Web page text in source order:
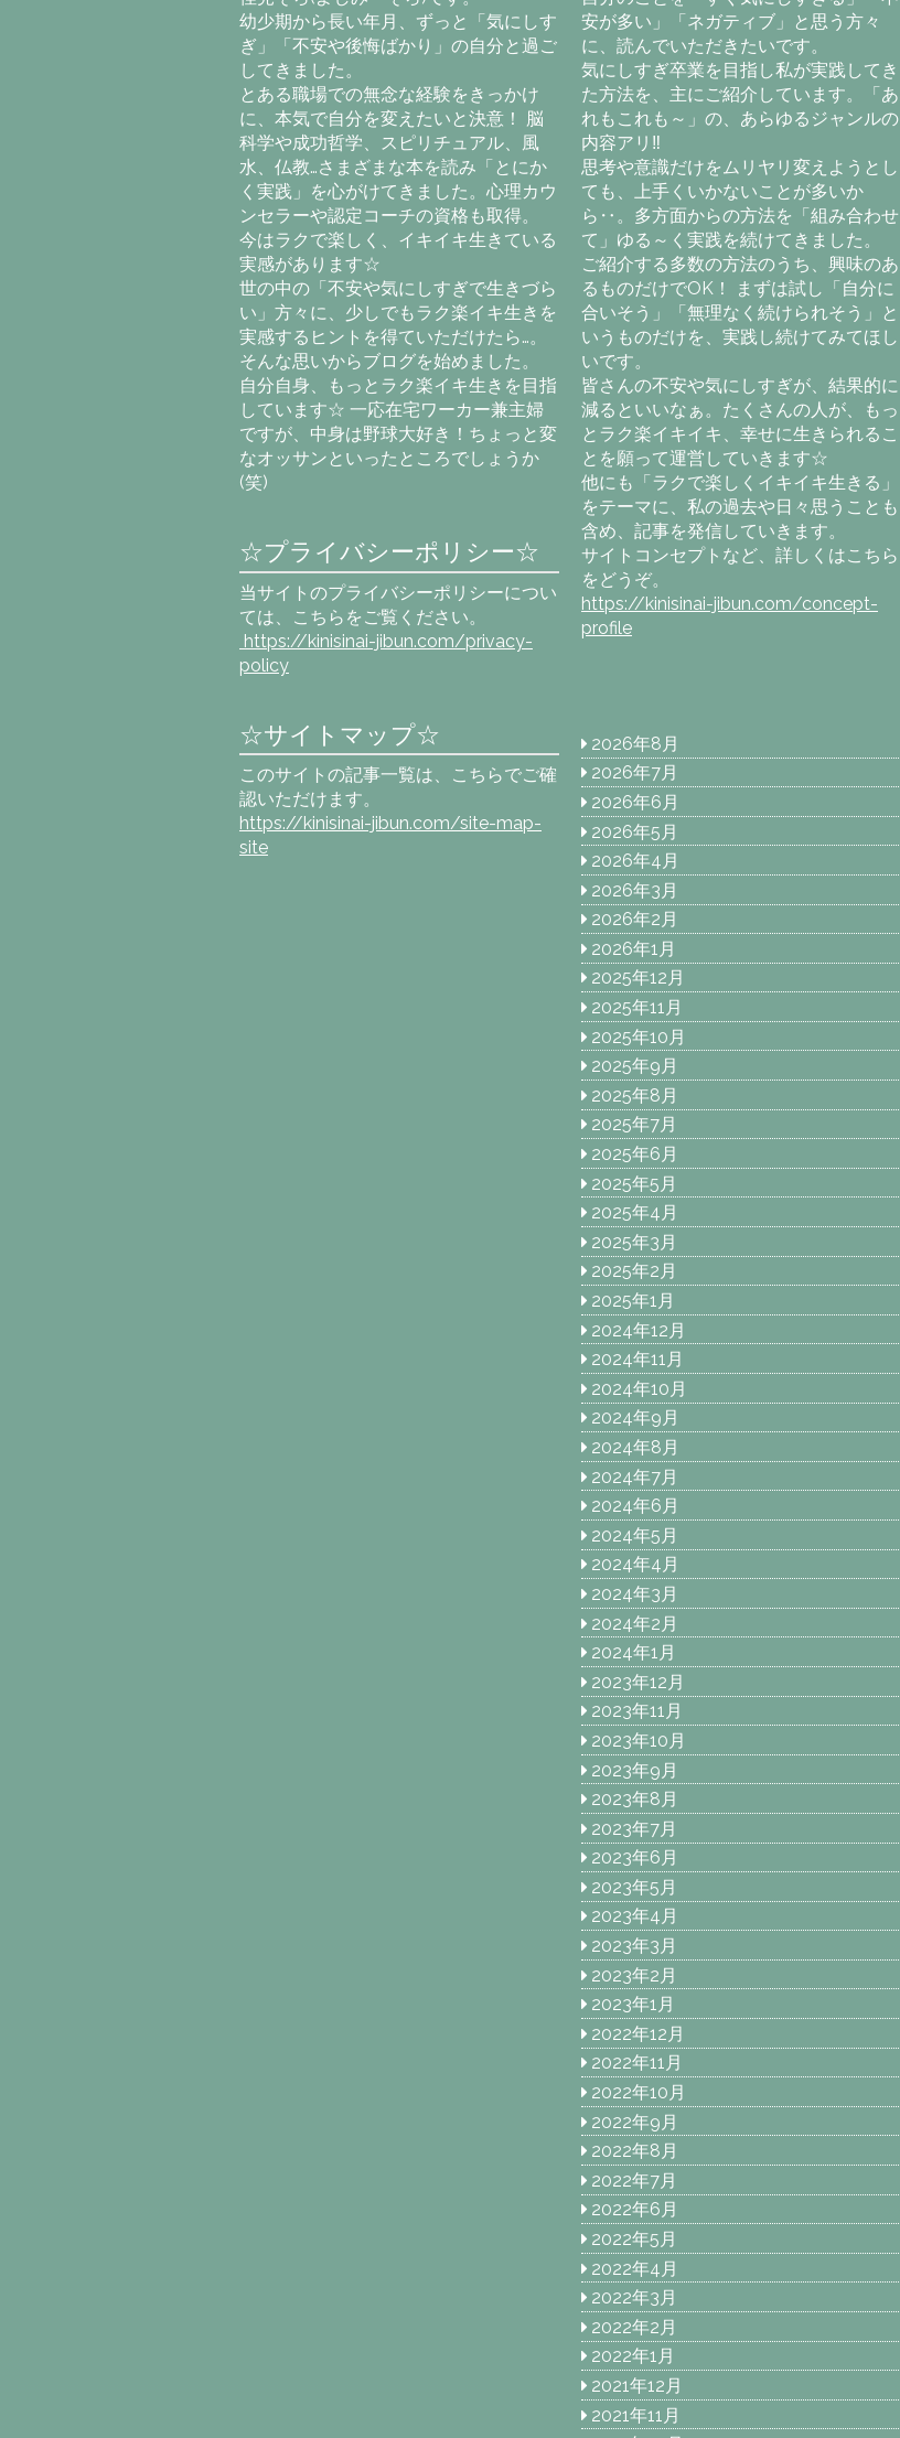
幼少期から長い年月、ずっと「気にしす
ぎ」「不安や後悔ばかり」の自分と過ご
してきました。
とある職場での無念な経験をきっかけ
に、本気で自分を変えたいと決意！ 脳
科学や成功哲学、スピリチュアル、風
水、仏教…さまざまな本を読み「とにか
く実践」を心がけてきました。心理カウ
ンセラーや認定コーチの資格も取得。
今はラクで楽しく、イキイキ生きている
実感があります☆
世の中の「不安や気にしすぎで生きづら
い」方々に、少しでもラク楽イキ生きを
実感するヒントを得ていただけたら…。
そんな思いからブログを始めました。
自分自身、もっとラク楽イキ生きを目指
しています☆ 一応在宅ワーカー兼主婦
ですが、中身は野球大好き！ちょっと変
なオッサンといったところでしょうか
(笑)
安が多い」「ネガティブ」と思う方々
に、読んでいただきたいです。
気にしすぎ卒業を目指し私が実践してき
た方法を、主にご紹介しています。「あ
れもこれも～」の、あらゆるジャンルの
内容アリ‼
思考や意識だけをムリヤリ変えようとし
ても、上手くいかないことが多いか
ら‥。多方面からの方法を「組み合わせ
て」ゆる～く実践を続けてきました。
ご紹介する多数の方法のうち、興味のあ
るものだけでOK！ まずは試し「自分に
合いそう」「無理なく続けられそう」と
いうものだけを、実践し続けてみてほし
いです。
皆さんの不安や気にしすぎが、結果的に
減るといいなぁ。たくさんの人が、もっ
とラク楽イキイキ、幸せに生きられるこ
とを願って運営していきます☆
他にも「ラクで楽しくイキイキ生きる」
をテーマに、私の過去や日々思うことも
含め、記事を発信していきます。
サイトコンセプトなど、詳しくはこちら
をどうぞ。
https://kinisinai-jibun.com/concept-
profile
☆プライバシーポリシー☆
当サイトのプライバシーポリシーについ
ては、こちらをご覧ください。
https://kinisinai-jibun.com/privacy-
policy
☆サイトマップ☆
このサイトの記事一覧は、こちらでご確
認いただけます。
https://kinisinai-jibun.com/site-map-
site
2026年8月
2026年7月
2026年6月
2026年5月
2026年4月
2026年3月
2026年2月
2026年1月
2025年12月
2025年11月
2025年10月
2025年9月
2025年8月
2025年7月
2025年6月
2025年5月
2025年4月
2025年3月
2025年2月
2025年1月
2024年12月
2024年11月
2024年10月
2024年9月
2024年8月
2024年7月
2024年6月
2024年5月
2024年4月
2024年3月
2024年2月
2024年1月
2023年12月
2023年11月
2023年10月
2023年9月
2023年8月
2023年7月
2023年6月
2023年5月
2023年4月
2023年3月
2023年2月
2023年1月
2022年12月
2022年11月
2022年10月
2022年9月
2022年8月
2022年7月
2022年6月
2022年5月
2022年4月
2022年3月
2022年2月
2022年1月
2021年12月
2021年11月